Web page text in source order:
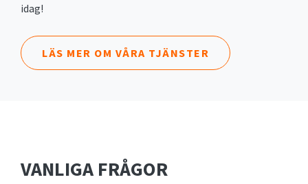
idag!
LÄS MER OM VÅRA TJÄNSTER
VANLIGA FRÅGOR